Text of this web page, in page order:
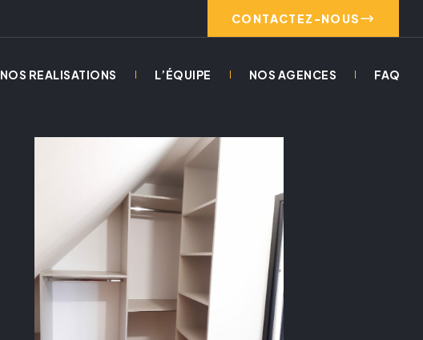
CONTACTEZ-NOUS
NOS REALISATIONS L’ÉQUIPE NOS AGENCES FAQ